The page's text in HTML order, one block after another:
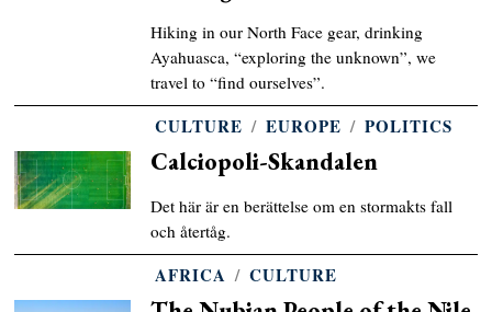
Hiking in our North Face gear, drinking
Ayahuasca, “exploring the unknown”, we
travel to “find ourselves”.
CULTURE / EUROPE / POLITICS
Calciopoli-Skandalen
Det här är en berättelse om en stormakts fall
och återtåg.
AFRICA / CULTURE